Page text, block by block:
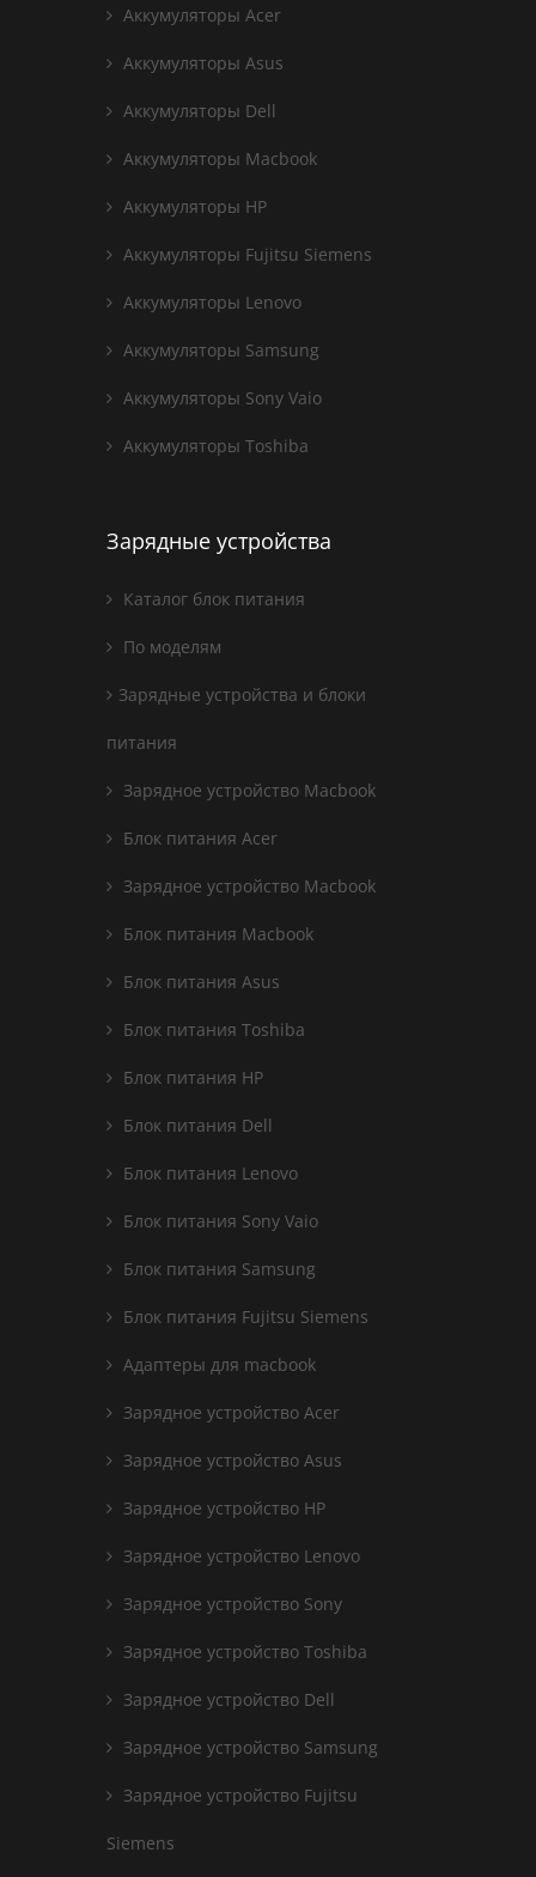
Аккумуляторы Acer
Аккумуляторы Asus
Аккумуляторы Dell
Аккумуляторы Macbook
Аккумуляторы HP
Аккумуляторы Fujitsu Siemens
Аккумуляторы Lenovo
Аккумуляторы Samsung
Аккумуляторы Sony Vaio
Аккумуляторы Toshiba
Зарядные устройства
Каталог блок питания
По моделям
Зарядные устройства и блоки
питания
Зарядное устройство Macbook
Блок питания Acer
Зарядное устройство Macbook
Блок питания Macbook
Блок питания Asus
Блок питания Toshiba
Блок питания HP
Блок питания Dell
Блок питания Lenovo
Блок питания Sony Vaio
Блок питания Samsung
Блок питания Fujitsu Siemens
Адаптеры для macbook
Зарядное устройство Acer
Зарядное устройство Asus
Зарядное устройство HP
Зарядное устройство Lenovo
Зарядное устройство Sony
Зарядное устройство Toshiba
Зарядное устройство Dell
Зарядное устройство Samsung
Зарядное устройство Fujitsu
Siemens